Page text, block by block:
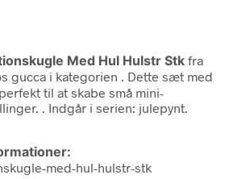
Med Hul Hulstr Stk fra
gucca i kategorien . Dette sæt med
til at skabe små mini-
. Indgår i serien: julepynt.
med-hul-hulstr-stk